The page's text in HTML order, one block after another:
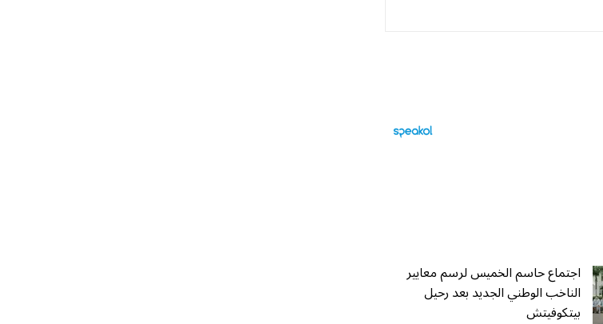
اجتماع حاسم الخميس لرسم معايير
الناخب الوطني الجديد بعد رحيل
بيتكوفيتش